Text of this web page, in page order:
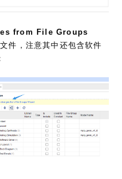
from File Groups
件，注意其中还包含软件